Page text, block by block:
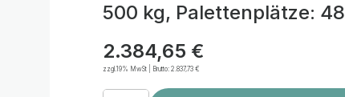
500 kg, Palettenplätze: 48
2.384,65 €
zzgl.19% MwSt | Brutto:2.837,73 €